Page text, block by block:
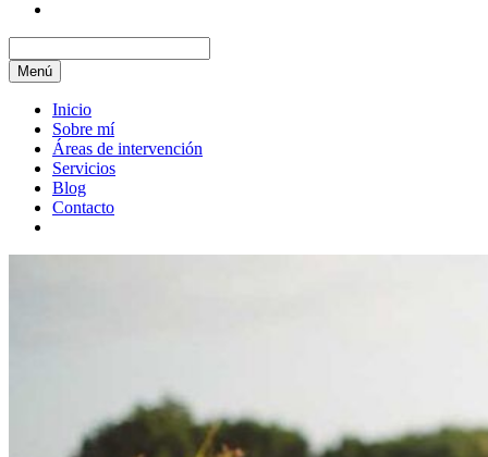
Menú
Inicio
Sobre mí
Áreas de intervención
Servicios
Blog
Contacto